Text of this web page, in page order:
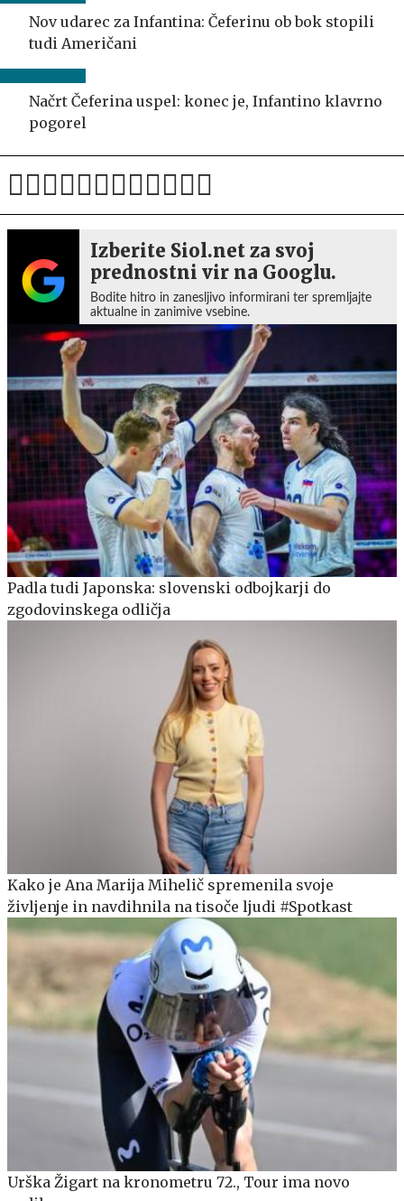
Nov udarec za Infantina: Čeferinu ob bok stopili
tudi Američani
Načrt Čeferina uspel: konec je, Infantino klavrno
pogorel
Izberite Siol.net za svoj
prednostni vir na Googlu.
Bodite hitro in zanesljivo informirani ter spremljajte
aktualne in zanimive vsebine.
Padla tudi Japonska: slovenski odbojkarji do
zgodovinskega odličja
Kako je Ana Marija Mihelič spremenila svoje
življenje in navdihnila na tisoče ljudi #Spotkast
Urška Žigart na kronometru 72., Tour ima novo